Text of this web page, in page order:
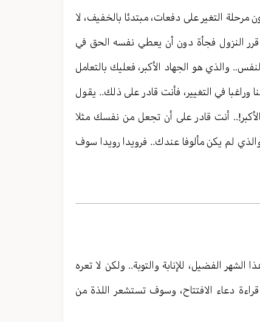
مرحلة التغير على دفعات، مبتدئا بالخفيف، لا
النزول فجأة دون أن يعطي نفسه الحق في
والذي هو الجهاد الأكبر، فعليك بالتعامل
في التغيير، فأنت قادر على ذلك.. يقول
أنت قادر على أن تجعل من نفسك مثلا
لم يكن مألوفا عندك.. فرويدا رويدا سوف
الفضيل، للإنابة والتوبة.. ولكن لا تعره
دعاء الافتتاح، وسوف تستشعر اللذة من